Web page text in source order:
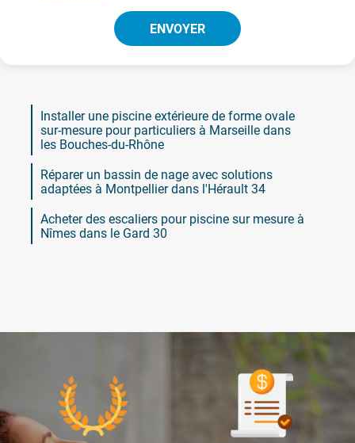
Installer une piscine extérieure de forme ovale
sur-mesure pour particuliers à Marseille dans
les Bouches-du-Rhône
Réparer un bassin de nage avec solutions
adaptées à Montpellier dans l'Hérault 34
Acheter des escaliers pour piscine sur mesure à
Nîmes dans le Gard 30